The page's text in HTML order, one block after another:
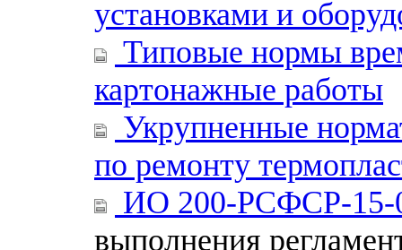
установками и
Типовые нормы
картонажные работы
Укрупненные
по ремонту
ИО 200-РСФСР-15-
выполнения